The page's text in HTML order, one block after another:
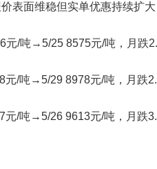
表面维稳但实单优惠持续扩
元/吨→5/25 8575元/吨，月跌
元/吨→5/29 8978元/吨，月跌
元/吨→5/26 9613元/吨，月跌